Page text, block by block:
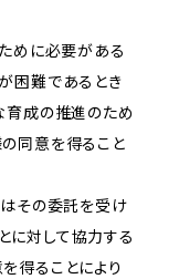
めに必要がある
困難であるとき
育成の推進のため
同意を得ること
はその委託を受け
に対して協力する
得ることにより